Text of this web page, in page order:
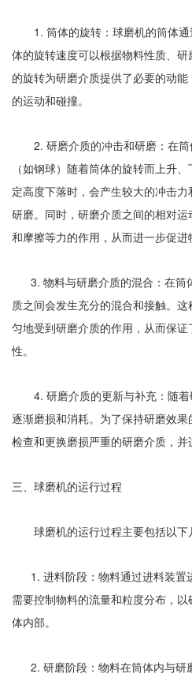
1. 筒体的旋转：球磨机的筒体通
体的旋转速度可以根据物料性质、
的旋转为研磨介质提供了必要的动
的运动和碰撞。
2. 研磨介质的冲击和研磨：在筒
（如钢球）随着筒体的旋转而上升
定高度下落时，会产生较大的冲击
研磨。同时，研磨介质之间的相对
和摩擦等力的作用，从而进一步促进
3. 物料与研磨介质的混合：在筒
质之间会发生充分的混合和接触。
匀地受到研磨介质的作用，从而保
性。
4. 研磨介质的更新与补充：随着
逐渐磨损和消耗。为了保持研磨效
检查和更换磨损严重的研磨介质，并
三、球磨机的运行过程
球磨机的运行过程主要包括以下
1. 进料阶段：物料通过进料装置
需要控制物料的流量和粒度分布，
体内部。
2. 研磨阶段：物料在筒体内与研